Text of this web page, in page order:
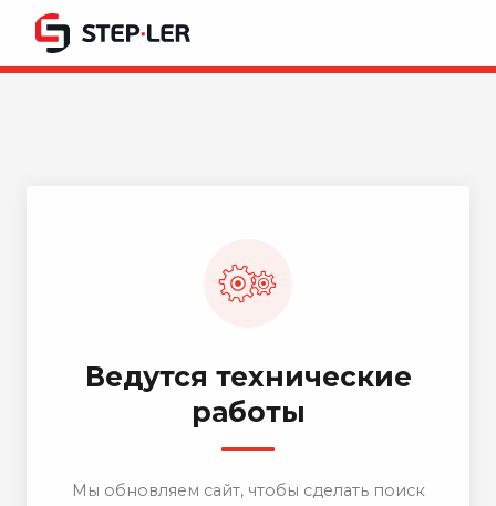
Ведутся технические
работы
Мы обновляем сайт, чтобы сделать поиск